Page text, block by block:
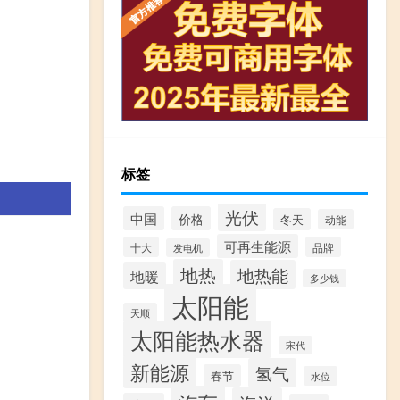
标签
中国 价格 光伏 冬天
动能
十大
发电机 可再生能源 品牌
地暖 地热 地热能 多少钱
天顺 太阳能
太阳能热水器 宋代
新能源 春节 氢气 水位